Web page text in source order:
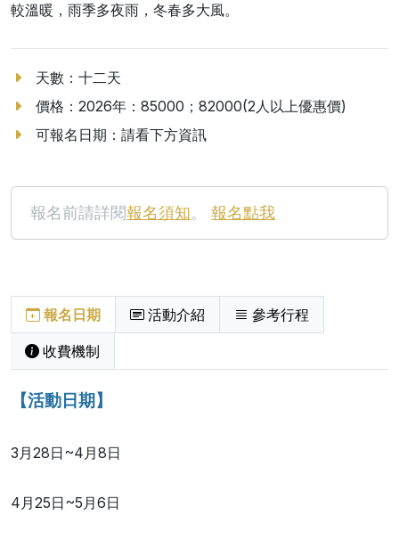
較溫暖，雨季多夜雨，冬春多大風。
天數：十二天
價格：2026年：85000；82000(2人以上優惠價)
可報名日期：請看下方資訊
報名前請詳閱報名須知。 報名點我
報名日期 活動介紹 參考行程
收費機制
【活動日期】
3月28日~4月8日
4月25日~5月6日